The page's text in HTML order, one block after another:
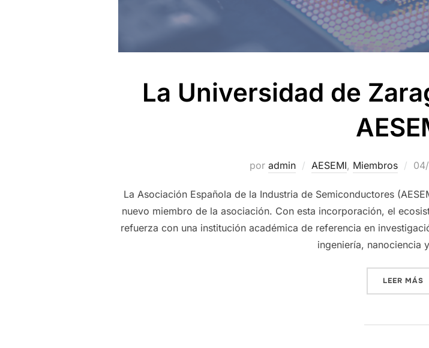
La Universidad de
por admin AESEMI, Miembros
La Asociación Española de la Industria de Semiconductores
nuevo miembro de la asociación. Con esta incorporación, el
refuerza con una institución académica de referencia en
ingeniería, nanociencia
LEER MÁS